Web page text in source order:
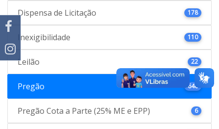
Dispensa de Licitação 178
Inexigibilidade 110
Leilão 22
Pregão 646
Pregão Cota a Parte (25% ME e EPP) 6